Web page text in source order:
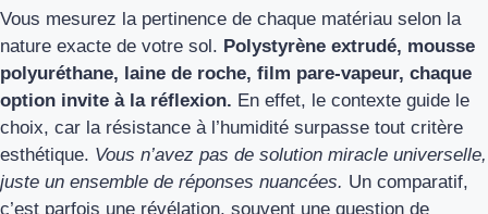
Vous mesurez la pertinence de chaque matériau selon la
nature exacte de votre sol. Polystyrène extrudé, mousse
polyuréthane, laine de roche, film pare-vapeur, chaque
option invite à la réflexion. En effet, le contexte guide le
choix, car la résistance à l’humidité surpasse tout critère
esthétique. Vous n’avez pas de solution miracle universelle,
juste un ensemble de réponses nuancées. Un comparatif,
c’est parfois une révélation, souvent une question de